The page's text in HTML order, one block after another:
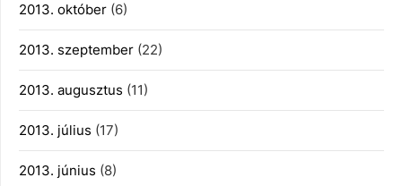
2013. október (6)
2013. szeptember (22)
2013. augusztus (11)
2013. július (17)
2013. június (8)